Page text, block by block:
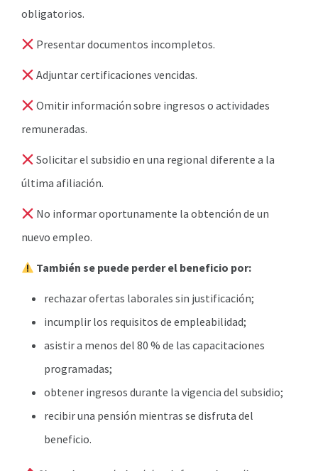
obligatorios.
Presentar documentos incompletos.
Adjuntar certificaciones vencidas.
Omitir información sobre ingresos o actividades
remuneradas.
Solicitar el subsidio en una regional diferente a la
última afiliación.
No informar oportunamente la obtención de un
nuevo empleo.
También se puede perder el beneficio por:
rechazar ofertas laborales sin justificación;
incumplir los requisitos de empleabilidad;
asistir a menos del 80 % de las capacitaciones
programadas;
obtener ingresos durante la vigencia del subsidio;
recibir una pensión mientras se disfruta del
beneficio.